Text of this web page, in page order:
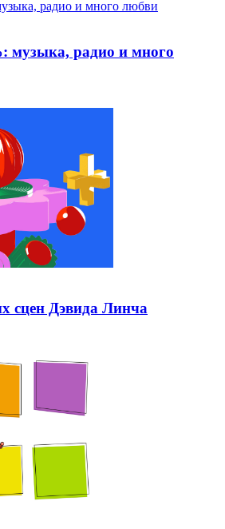
музыка, радио и много
сцен Дэвида Линча